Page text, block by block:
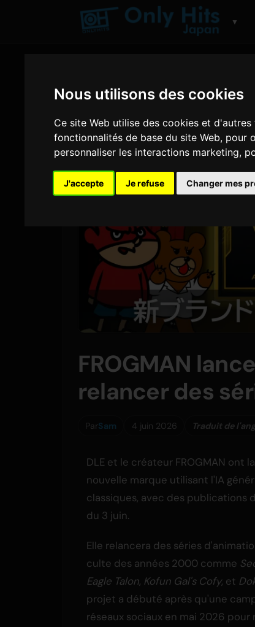
Nous utilisons des cookies
Ce site Web utilise des cookies et
fonctionnalités de base du site Web, pour
personnaliser les interactions marketing,
J'accepte Je refuse Changer mes
▼
FROGMAN
relancer des
ParSam 4 juin 2026 Traduit de
DLE et le créateur FROGMAN ont
nouvelle marque utilisant l'IA
classiques, avec des publications
du 3 juin.
Elle relancera des séries
culte des années 2000 comme
Eagle Talon, Kofun Gal's Cofy, et
projet a débuté après qu'une
réseaux sociaux en mai 2026 pour